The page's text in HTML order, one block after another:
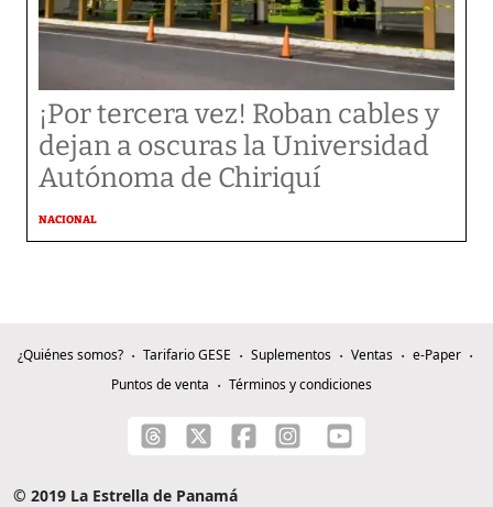
¡Por tercera vez! Roban cables y
dejan a oscuras la Universidad
Autónoma de Chiriquí
NACIONAL
¿Quiénes somos? Tarifario GESE Suplementos Ventas
e-Paper
Puntos de venta
Términos y condiciones
© 2019 La Estrella de Panamá